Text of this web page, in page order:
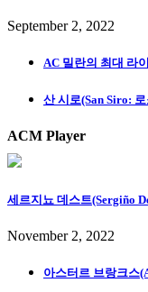
September 2, 2022
AC 밀란의 최대 라
산 시로(San Siro:
ACM Player
세르지뇨 데스트(Sergiño
November 2, 2022
아스터르 브랑크스